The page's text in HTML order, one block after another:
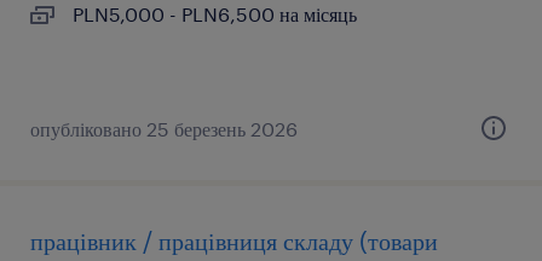
PLN5,000 - PLN6,500 на місяць
опубліковано 25 березень 2026
працівник / працівниця складу (товари